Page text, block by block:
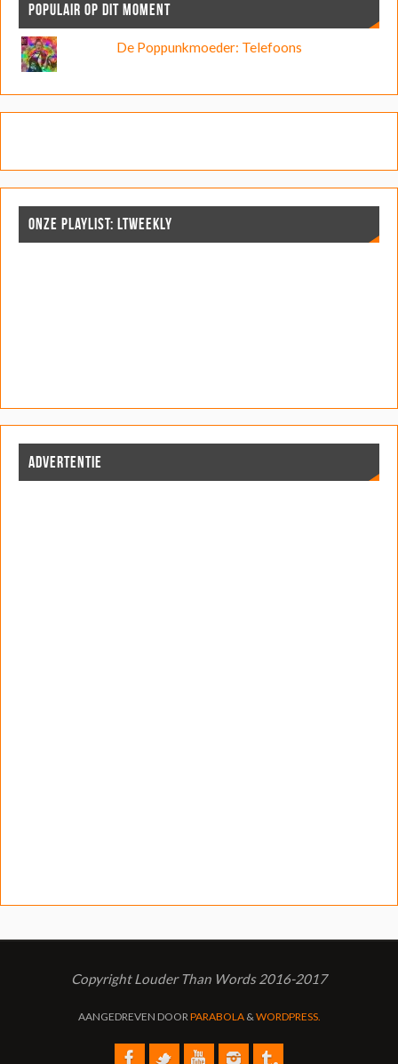
POPULAIR OP DIT MOMENT
De Poppunkmoeder: Telefoons
ONZE PLAYLIST: LTWEEKLY
ADVERTENTIE
Copyright Louder Than Words 2016-2017
AANGEDREVEN DOORPARABOLA&WORDPRESS.